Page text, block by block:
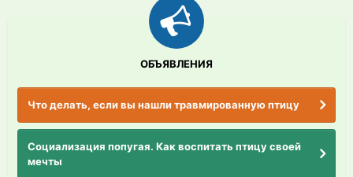
ОБЪЯВЛЕНИЯ
Что делать, если вы нашли травмированную птицу
Социализация попугая. Как воспитать птицу своей
мечты